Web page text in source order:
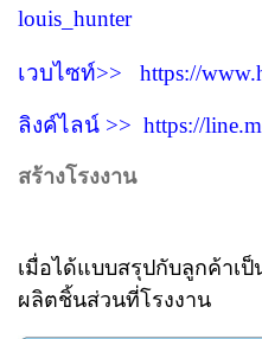
louis_hunter
เวบไซท์>> https://
ลิงค์ไลน์ >> https://
สร้างโรงงาน
เมื่อได้แบบสรุปกับลูกค้าเ
ผลิตชิ้นส่วนที่โรงงาน